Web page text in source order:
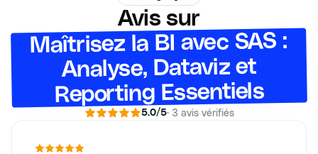
Avis sur
Maîtrisez la BI avec SAS :
Analyse, Dataviz et
Reporting Essentiels
5.0/5· 3 avis vérifiés